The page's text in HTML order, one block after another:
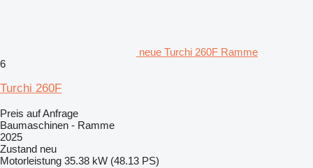
neue Turchi 260F Ramme
6
Turchi 260F
Preis auf Anfrage
Baumaschinen - Ramme
2025
Zustand neu
Motorleistung 35.38 kW (48.13 PS)